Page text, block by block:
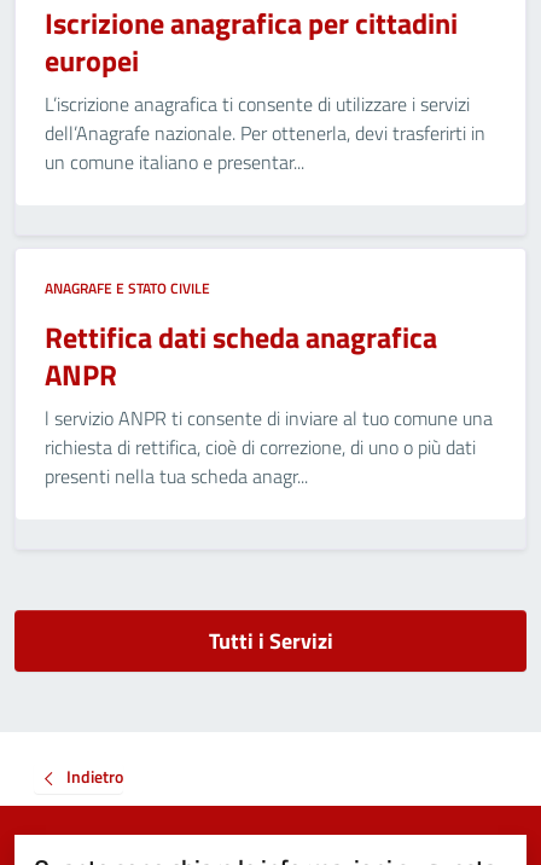
Iscrizione anagrafica per cittadini
europei
L’iscrizione anagrafica ti consente di utilizzare i servizi
dell’Anagrafe nazionale. Per ottenerla, devi trasferirti in
un comune italiano e presentar...
ANAGRAFE E STATO CIVILE
Rettifica dati scheda anagrafica
ANPR
l servizio ANPR ti consente di inviare al tuo comune una
richiesta di rettifica, cioè di correzione, di uno o più dati
presenti nella tua scheda anagr...
Tutti i Servizi
Indietro